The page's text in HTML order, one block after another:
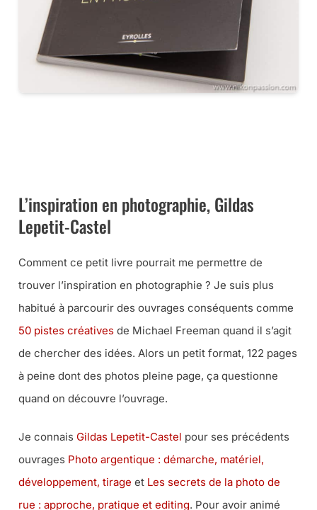
L’inspiration en photographie, Gildas
Lepetit-Castel
Comment ce petit livre pourrait me permettre de
trouver l’inspiration en photographie ? Je suis plus
habitué à parcourir des ouvrages conséquents comme
50 pistes créatives de Michael Freeman quand il s’agit
de chercher des idées. Alors un petit format, 122 pages
à peine dont des photos pleine page, ça questionne
quand on découvre l’ouvrage.
Je connais Gildas Lepetit-Castel pour ses précédents
ouvrages Photo argentique : démarche, matériel,
développement, tirage et Les secrets de la photo de
rue : approche, pratique et editing. Pour avoir animé